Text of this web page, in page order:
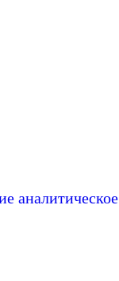
аналитическое